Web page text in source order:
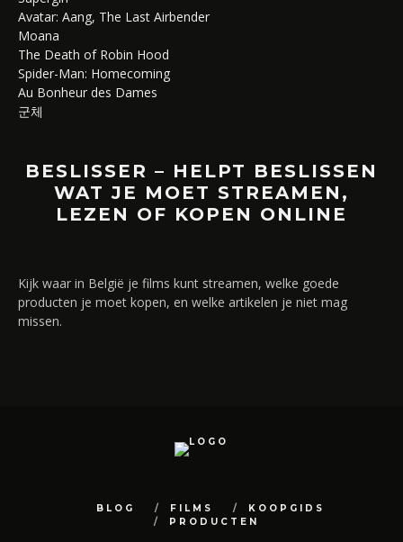
Avatar: Aang, The Last Airbender
Moana
The Death of Robin Hood
Spider-Man: Homecoming
Au Bonheur des Dames
군체
BESLISSER – HELPT BESLISSEN
WAT JE MOET STREAMEN,
LEZEN OF KOPEN ONLINE
Kijk waar in België je films kunt streamen, welke goede
producten je moet kopen, en welke artikelen je niet mag
missen.
BLOG FILMS
KOOPGIDS
PRODUCTEN